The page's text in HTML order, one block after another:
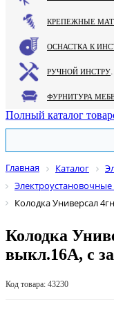
Полный каталог
Главная Каталог
Электроустановочные
Колодка Универсал
Колодка
выкл.16А, с
Код товара: 43230